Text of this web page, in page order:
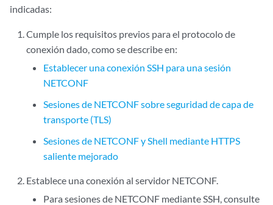
indicadas:
Cumple los requisitos previos para el protocolo de
conexión dado, como se describe en:
Establecer una conexión SSH para una sesión
NETCONF
Sesiones de NETCONF sobre seguridad de capa de
transporte (TLS)
Sesiones de NETCONF y Shell mediante HTTPS
saliente mejorado
Establece una conexión al servidor NETCONF.
Para sesiones de NETCONF mediante SSH, consulte